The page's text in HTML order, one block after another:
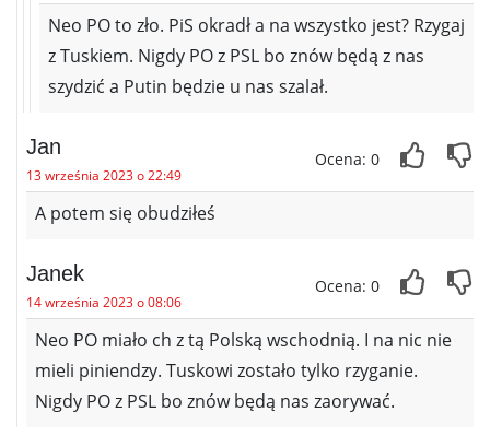
Neo PO to zło. PiS okradł a na wszystko jest? Rzygaj
z Tuskiem. Nigdy PO z PSL bo znów będą z nas
szydzić a Putin będzie u nas szalał.
Jan
13 września 2023 o 22:49
Ocena: 0
A potem się obudziłeś
Janek
14 września 2023 o 08:06
Ocena: 0
Neo PO miało ch z tą Polską wschodnią. I na nic nie
mieli piniendzy. Tuskowi zostało tylko rzyganie.
Nigdy PO z PSL bo znów będą nas zaorywać.